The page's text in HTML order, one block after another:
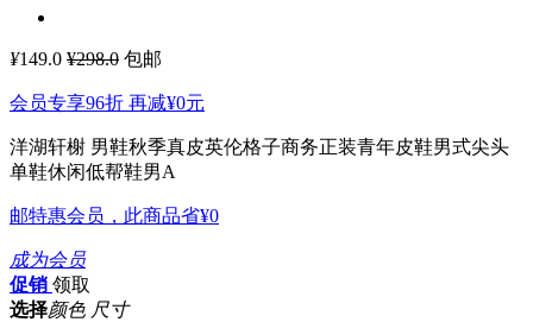
¥149.0 ¥298.0 包邮
会员专享96折 再减¥0元
洋湖轩榭 男鞋秋季真皮英伦格子商务正装青年皮鞋男式尖头
单鞋休闲低帮鞋男A
邮特惠会员，此商品省¥0
成为会员
促销 领取
选择颜色 尺寸